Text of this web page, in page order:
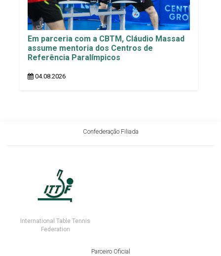
Em parceria com a CBTM, Cláudio Massad
assume mentoria dos Centros de
Referência Paralímpicos
04.08.2026
Confederação Filiada
International Table Tennis
Federation
Parceiro Oficial